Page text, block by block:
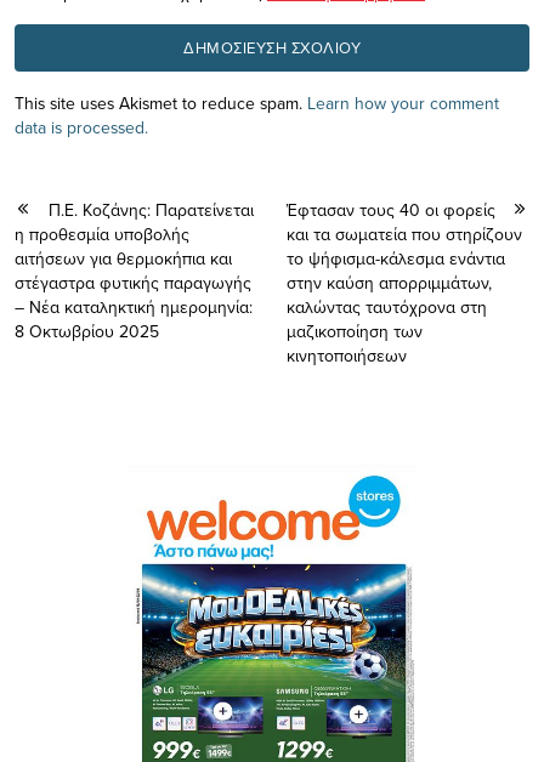
This site uses Akismet to reduce spam. Learn how your comment
data is processed.
Π.Ε. Κοζάνης: Παρατείνεται
η προθεσμία υποβολής
αιτήσεων για θερμοκήπια και
στέγαστρα φυτικής παραγωγής
– Νέα καταληκτική ημερομηνία:
8 Οκτωβρίου 2025
Έφτασαν τους 40 οι φορείς
και τα σωματεία που στηρίζουν
το ψήφισμα-κάλεσμα ενάντια
στην καύση απορριμμάτων,
καλώντας ταυτόχρονα στη
μαζικοποίηση των
κινητοποιήσεων